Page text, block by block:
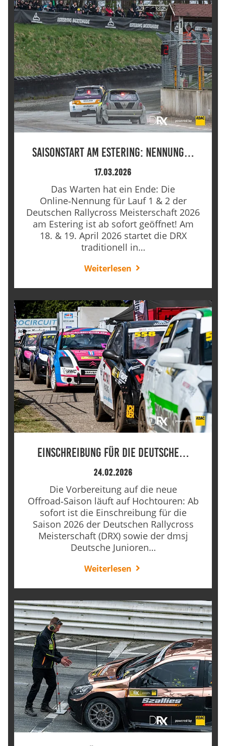
Saisonstart am Estering: Nennung…
17.03.2026
Das Warten hat ein Ende: Die
Online‑Nennung für Lauf 1 & 2 der
Deutschen Rallycross Meisterschaft 2026
am Estering ist ab sofort geöffnet! Am
18. & 19. April 2026 startet die DRX
traditionell in…
Weiterlesen
Einschreibung für die Deutsche…
24.02.2026
Die Vorbereitung auf die neue
Offroad‑Saison läuft auf Hochtouren: Ab
sofort ist die Einschreibung für die
Saison 2026 der Deutschen Rallycross
Meisterschaft (DRX) sowie der dmsj
Deutsche Junioren…
Weiterlesen